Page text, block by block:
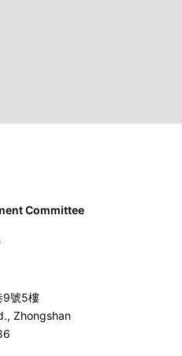
Committee
9號5樓
Zhongshan